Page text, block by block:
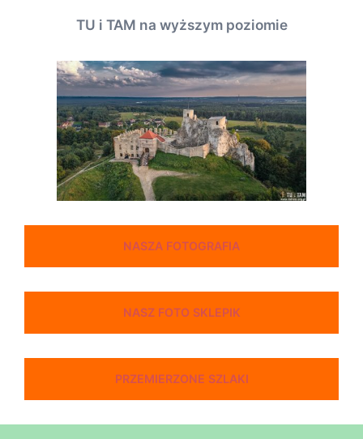
TU i TAM na wyższym poziomie
NASZA FOTOGRAFIA
NASZ FOTO SKLEPIK
PRZEMIERZONE SZLAKI